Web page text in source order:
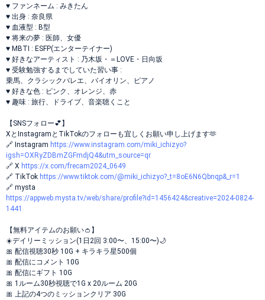
♥️ ファンネーム : みきたん
♥️ 出身 : 奈良県
♥️ 血液型 : B型
♥️ 将来の夢 : 医師、女優
♥️ MBTI : ESFP(エンターテイナー)
♥️ 好きなアーティスト : 乃木坂・＝LOVE・日向坂
♥️ 受験勉強するまでしていた習い事 :
乗馬、クラシックバレエ、バイオリン、ピアノ
♥️ 好きな色 : ピンク、オレンジ、赤
♥️ 趣味 : 旅行、ドライブ、音楽聴くこと
【SNSフォロー💕】
XとInstagramとTikTokのフォローも宜しくお願い申し上げます🫶
🔗 Instagram https://www.instagram.com/miki_ichizyo?
igsh=OXRyZDBmZGFmdjQ4&utm_source=qr
🔗 X https://x.com/frecam2024_0649
🔗 TikTok https://www.tiktok.com/@miki_ichizyo?_t=8oE6N6Qbnqp&_r=1
🔗 mysta
https://appweb.mysta.tv/web/share/profile?id=1456424&creative=2024-0824-
1441
【無料アイテムのお願い👛】
☀️デイリーミッション(1日2回 3:00〜、15:00〜)🌙
🎀 配信視聴30秒 10G + キラキラ星500個
🎀 配信にコメント 10G
🎀 配信にギフト 10G
🎀 1ルーム30秒視聴で1G x 20ルーム 20G
🎀 上記の4つのミッションクリア 30G